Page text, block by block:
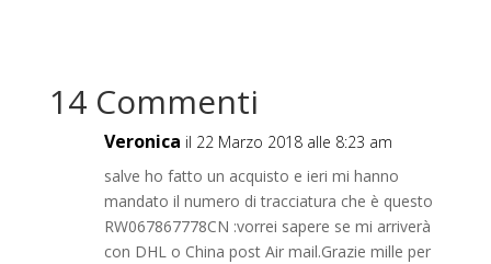
14 Commenti
Veronica il 22 Marzo 2018 alle 8:23 am
salve ho fatto un acquisto e ieri mi hanno
mandato il numero di tracciatura che è questo
RW067867778CN :vorrei sapere se mi arriverà
con DHL o China post Air mail.Grazie mille per